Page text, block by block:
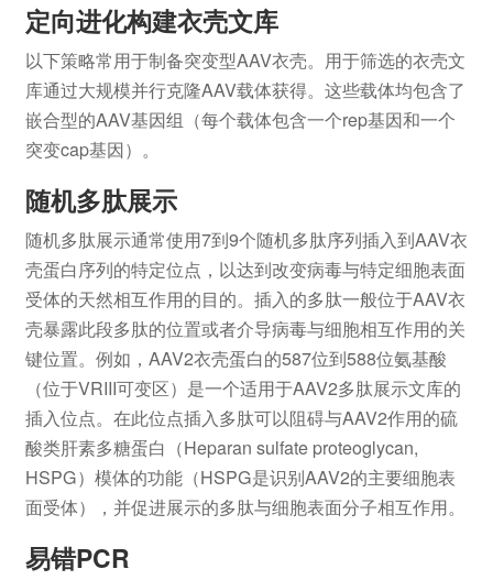
定向进化构建衣壳文库
以下策略常用于制备突变型AAV衣壳。用于筛选的衣壳文
库通过大规模并行克隆AAV载体获得。这些载体均包含了
嵌合型的AAV基因组（每个载体包含一个rep基因和一个
突变cap基因）。
随机多肽展示
随机多肽展示通常使用7到9个随机多肽序列插入到AAV衣
壳蛋白序列的特定位点，以达到改变病毒与特定细胞表面
受体的天然相互作用的目的。插入的多肽一般位于AAV衣
壳暴露此段多肽的位置或者介导病毒与细胞相互作用的关
键位置。例如，AAV2衣壳蛋白的587位到588位氨基酸
（位于VRIII可变区）是一个适用于AAV2多肽展示文库的
插入位点。在此位点插入多肽可以阻碍与AAV2作用的硫
酸类肝素多糖蛋白（Heparan sulfate proteoglycan,
HSPG）模体的功能（HSPG是识别AAV2的主要细胞表
面受体），并促进展示的多肽与细胞表面分子相互作用。
易错PCR